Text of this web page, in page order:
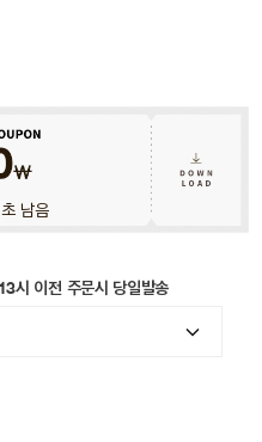
초 남음
시 이전 주문시 당일발송